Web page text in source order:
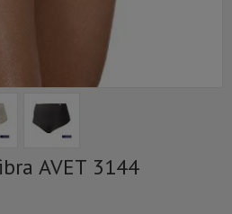
AVET 3144